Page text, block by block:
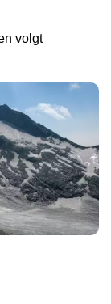
volgt